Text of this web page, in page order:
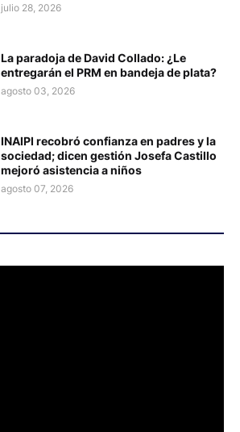
julio 28, 2026
La paradoja de David Collado: ¿Le
entregarán el PRM en bandeja de plata?
agosto 03, 2026
INAIPI recobró confianza en padres y la
sociedad; dicen gestión Josefa Castillo
mejoró asistencia a niños
agosto 07, 2026